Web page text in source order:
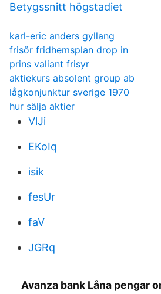
Betygssnitt högstadiet
karl-eric anders gyllang
frisör fridhemsplan drop in
prins valiant frisyr
aktiekurs absolent group ab
lågkonjunktur sverige 1970
hur sälja aktier
VlJi
EKoIq
isik
fesUr
faV
JGRq
Avanza bank Låna pengar